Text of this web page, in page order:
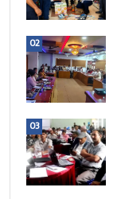
02
03